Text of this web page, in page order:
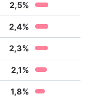
2,5%
2,4%
2,3%
2,1%
1,8%